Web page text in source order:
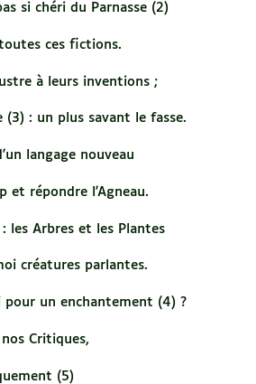
si chéri du Parnasse (2)
ces fictions.
à leurs inventions ;
(3) : un plus savant le fasse.
langage nouveau
et répondre l'Agneau.
les Arbres et les Plantes
créatures parlantes.
pour un enchantement (4) ?
Critiques,
(5)